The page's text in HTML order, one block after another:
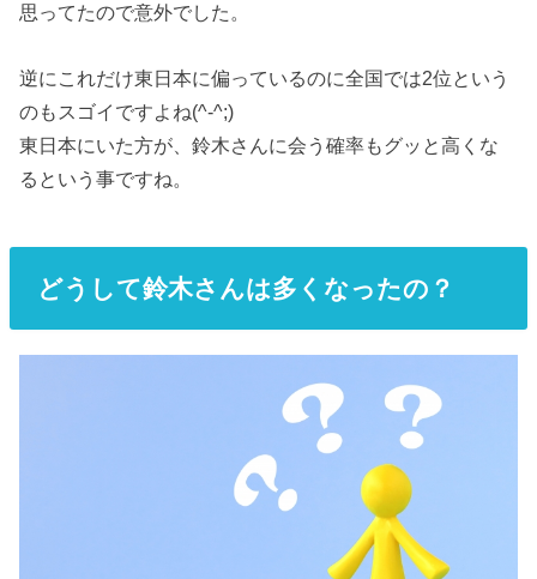
思ってたので意外でした。
逆にこれだけ東日本に偏っているのに全国では2位という
のもスゴイですよね(^-^;)
東日本にいた方が、鈴木さんに会う確率もグッと高くな
るという事ですね。
どうして鈴木さんは多くなったの？